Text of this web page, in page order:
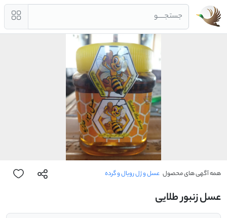
جستجــــو
همه آگهی های محصول عسل و ژل رویال و گرده
عسل زنبور طلایی